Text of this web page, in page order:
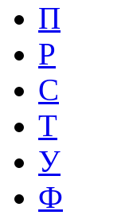
П
Р
С
Т
У
Ф